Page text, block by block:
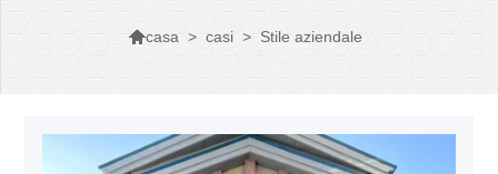
casa > casi > Stile aziendale